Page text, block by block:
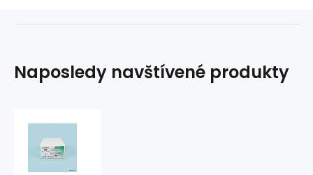
Naposledy navštívené produkty